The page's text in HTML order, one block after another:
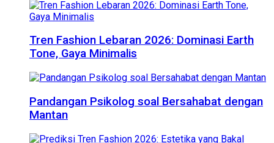
Tren Fashion Lebaran 2026: Dominasi Earth
Tone, Gaya Minimalis
Pandangan Psikolog soal Bersahabat dengan
Mantan